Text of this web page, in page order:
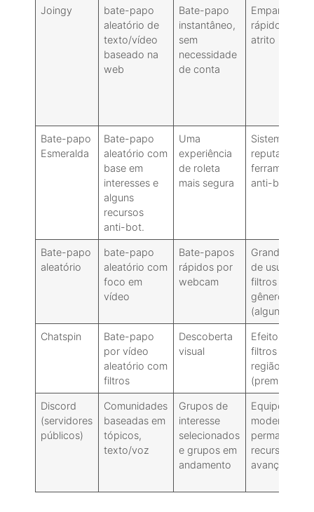
Joingy
bate-papo
aleatório de
texto/vídeo
baseado na
web
Bate-papo
instantâneo,
sem
necessidade
de conta
rápido, sem
atrito
Bate-papo
Esmeralda
Bate-papo
aleatório com
base em
interesses e
alguns
recursos
anti-bot.
Uma
experiência
de roleta
mais segura
Sistema de
reputação,
ferramentas
anti-bot
Bate-papo
aleatório
bate-papo
aleatório com
foco em
vídeo
Bate-papos
rápidos por
webcam
Grande
de usuários,
filtros por
gênero/país
(alguns
Chatspin
Bate-papo
por vídeo
aleatório com
filtros
Descoberta
visual
Efeitos de
filtros de
região/
(premium)
Discord
(servidores
públicos)
Comunidades
baseadas em
tópicos,
texto/voz
Grupos de
interesse
selecionados
e grupos em
andamento
Equipes de
moderação,
permanência,
recursos
avançados